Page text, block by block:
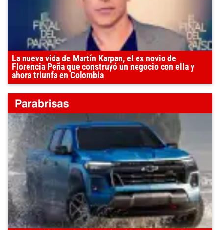
La nueva vida de Martín Karpan, el ex novio de
Florencia Peña que construyó un negocio con ella y
ahora triunfa en Colombia